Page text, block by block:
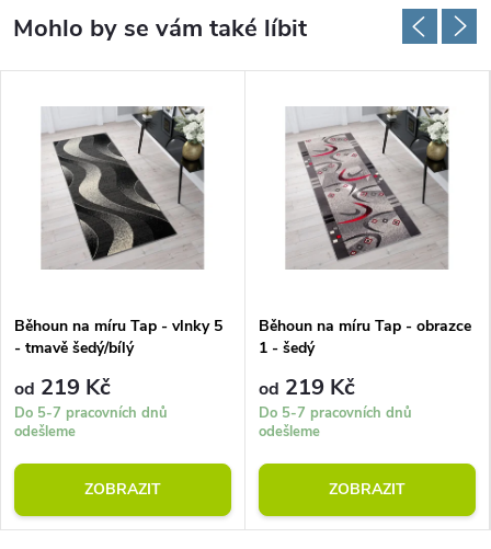
Běhoun na míru Tap - vlnky 5
- tmavě šedý/bílý
od 219 Kč
Do 5-7 pracovních dnů
odešleme
ZOBRAZIT
Běhoun na míru Tap - obrazce
1 - šedý
od 219 Kč
Do 5-7 pracovních dnů
odešleme
ZOBRAZIT